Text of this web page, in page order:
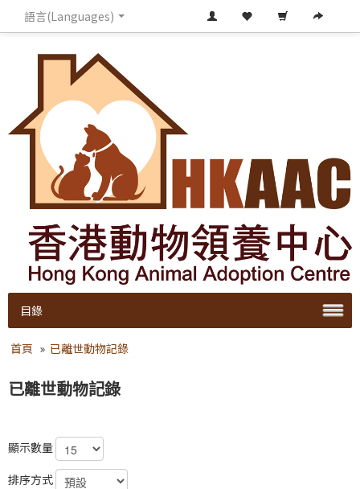
語言(Languages)
目錄
首頁 » 已離世動物記錄
已離世動物記錄
顯示數量
排序方式